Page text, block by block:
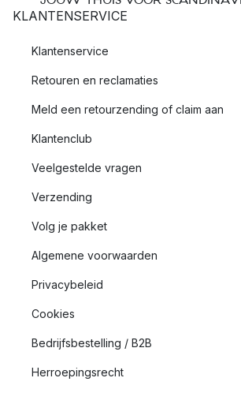
KLANTENSERVICE
Klantenservice
Retouren en reclamaties
Meld een retourzending of claim aan
Klantenclub
Veelgestelde vragen
Verzending
Volg je pakket
Algemene voorwaarden
Privacybeleid
Cookies
Bedrijfsbestelling / B2B
Herroepingsrecht